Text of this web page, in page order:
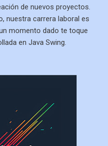
de nuevos proyectos.
nuestra carrera laboral es
momento dado te toque
en Java Swing.